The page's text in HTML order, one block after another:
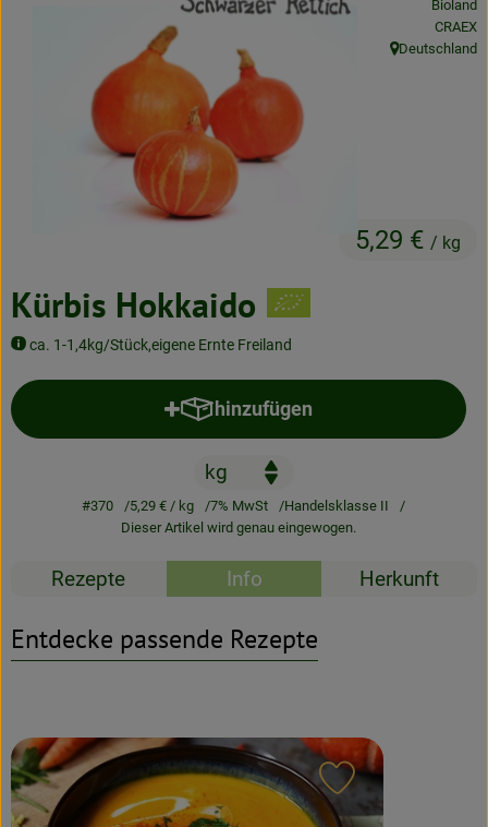
Obst & Gemüse
Frisches
Speisekammer
So gehts
Über uns
Blog
Rezeptarchiv
Kürbis Hokkaido
ca. 1-1,4kg/Stück,eigene Ernte Freiland
5,29 € / kg
Bioland
,CRAEX
, Herkunft:
Deutschland
hinzufügen
Produkt zum Warenkorb
#370 5,29 €/ kg 7% MwSt
Handelsklasse II
Dieser Artikel wird genau eingewogen.
Rezepte Info Herkunft
Entdecke passende Rezepte
Rezept zu